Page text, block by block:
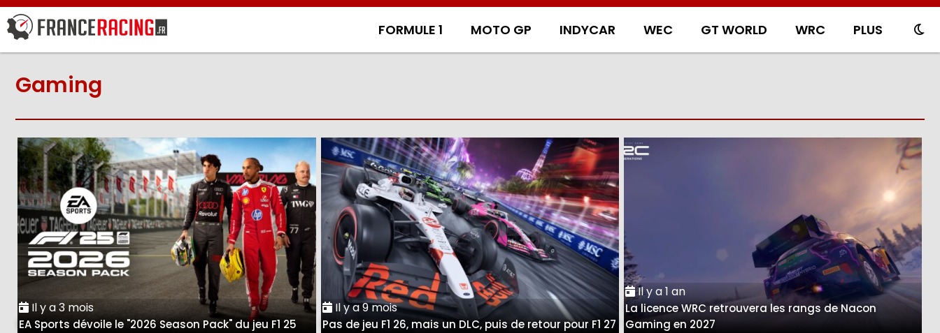
FORMULE 1 MOTO GP INDYCAR WEC GT WORLD WRC PLUS
Gaming
Il y a 3 mois
EA Sports dévoile le "2026 Season Pack" du jeu F1 25
Il y a 9 mois
Pas de jeu F1 26, mais un DLC, puis de retour pour F1 27
Il y a 1 an
La licence WRC retrouvera les rangs de Nacon
Gaming en 2027